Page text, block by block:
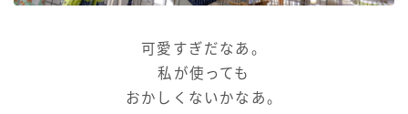
可愛すぎだなあ。
私が使っても
おかしくないかなあ。